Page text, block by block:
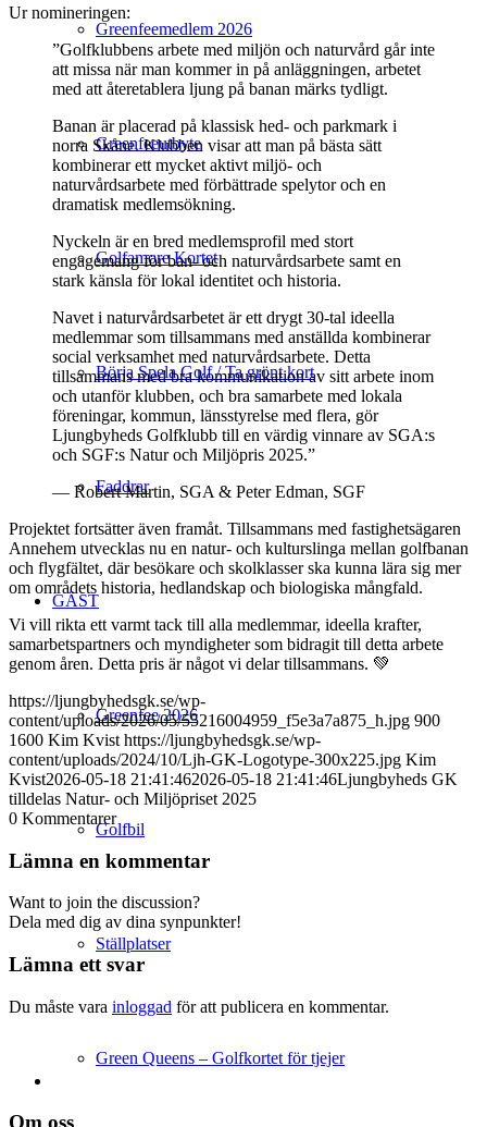
Greenfeemedlem 2026
Greenfeeutbyte
Golfamore Kortet
Börja Spela Golf / Ta grönt kort
Faddrar
GÄST
Greenfee 2026
Golfbil
Ställplatser
Green Queens – Golfkortet för tjejer
Ur nomineringen:
”Golfklubbens arbete med miljön och naturvård går inte
att missa när man kommer in på anläggningen, arbetet
med att återetablera ljung på banan märks tydligt.
Banan är placerad på klassisk hed- och parkmark i
norra Skåne. Klubben visar att man på bästa sätt
kombinerar ett mycket aktivt miljö- och
naturvårdsarbete med förbättrade spelytor och en
dramatisk medlemsökning.
Nyckeln är en bred medlemsprofil med stort
engagemang för ban- och naturvårdsarbete samt en
stark känsla för lokal identitet och historia.
Navet i naturvårdsarbetet är ett drygt 30-tal ideella
medlemmar som tillsammans med anställda kombinerar
social verksamhet med naturvårdsarbete. Detta
tillsammans med bra kommunikation av sitt arbete inom
och utanför klubben, och bra samarbete med lokala
föreningar, kommun, länsstyrelse med flera, gör
Ljungbyheds Golfklubb till en värdig vinnare av SGA:s
och SGF:s Natur och Miljöpris 2025.”
— Robert Martin, SGA & Peter Edman, SGF
Projektet fortsätter även framåt. Tillsammans med fastighetsägaren
Annehem utvecklas nu en natur- och kulturslinga mellan golfbanan
och flygfältet, där besökare och skolklasser ska kunna lära sig mer
om områdets historia, hedlandskap och biologiska mångfald.
Vi vill rikta ett varmt tack till alla medlemmar, ideella krafter,
samarbetspartners och myndigheter som bidragit till detta arbete
genom åren. Detta pris är något vi delar tillsammans. 💚
https://ljungbyhedsgk.se/wp-
content/uploads/2026/05/55216004959_f5e3a7a875_h.jpg 900
1600 Kim Kvist https://ljungbyhedsgk.se/wp-
content/uploads/2024/10/Ljh-GK-Logotype-300x225.jpg Kim
Kvist2026-05-18 21:41:462026-05-18 21:41:46Ljungbyheds GK
tilldelas Natur- och Miljöpriset 2025
0 Kommentarer
Lämna en kommentar
Want to join the discussion?
Dela med dig av dina synpunkter!
Lämna ett svar
Du måste vara inloggad för att publicera en kommentar.